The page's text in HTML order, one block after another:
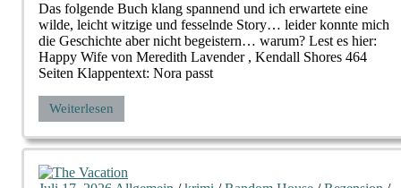
Das folgende Buch klang spannend und ich erwartete eine
wilde, leicht witzige und fesselnde Story… leider konnte mich
die Geschichte aber nicht begeistern… warum? Lest es hier:
Happy Wife von Meredith Lavender , Kendall Shores 464
Seiten Klappentext: Nora passt
Weiterlesen